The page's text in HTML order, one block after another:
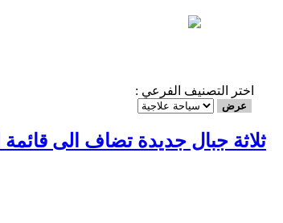
: اختر التصنيف الفرعي
ثلاثة جبال جديدة تضاف الى قائمة